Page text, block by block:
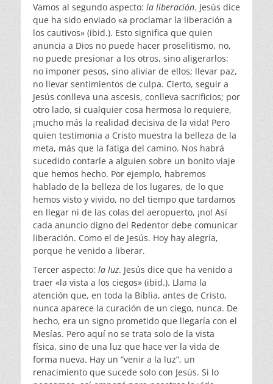
Vamos al segundo aspecto: la liberación. Jesús dice
que ha sido enviado «a proclamar la liberación a
los cautivos» (ibid.). Esto significa que quien
anuncia a Dios no puede hacer proselitismo, no,
no puede presionar a los otros, sino aligerarlos:
no imponer pesos, sino aliviar de ellos; llevar paz,
no llevar sentimientos de culpa. Cierto, seguir a
Jesús conlleva una ascesis, conlleva sacrificios; por
otro lado, si cualquier cosa hermosa lo requiere,
¡mucho más la realidad decisiva de la vida! Pero
quien testimonia a Cristo muestra la belleza de la
meta, más que la fatiga del camino. Nos habrá
sucedido contarle a alguien sobre un bonito viaje
que hemos hecho. Por ejemplo, habremos
hablado de la belleza de los lugares, de lo que
hemos visto y vivido, no del tiempo que tardamos
en llegar ni de las colas del aeropuerto, ¡no! Así
cada anuncio digno del Redentor debe comunicar
liberación. Como el de Jesús. Hoy hay alegría,
porque he venido a liberar.
Tercer aspecto: la luz. Jesús dice que ha venido a
traer «la vista a los ciegos» (ibid.). Llama la
atención que, en toda la Biblia, antes de Cristo,
nunca aparece la curación de un ciego, nunca. De
hecho, era un signo prometido que llegaría con el
Mesías. Pero aquí no se trata solo de la vista
física, sino de una luz que hace ver la vida de
forma nueva. Hay un “venir a la luz”, un
renacimiento que sucede solo con Jesús. Si lo